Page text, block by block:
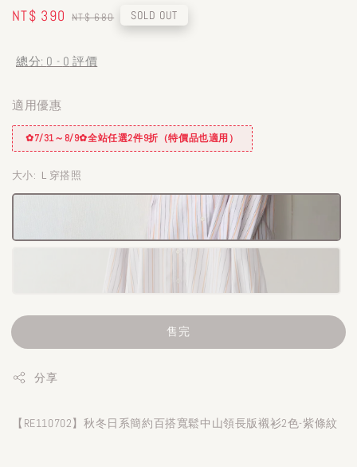
Sale
NT$ 390 Regular
NT$ 680 SOLD OUT
總分: 0 - 0 評價
適用優惠
✿7/31～8/9✿全站任選2件9折（特價品也適用）
大小: Ｌ穿搭照
售完
分享
【RE110702】秋冬日系簡約百搭寬鬆中山領長版襯衫2色-紫條紋